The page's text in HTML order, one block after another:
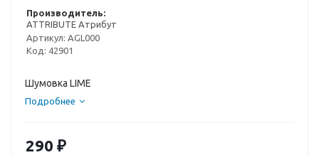
Производитель:
ATTRIBUTE Атрибут
Артикул: AGL000
Код: 42901
Шумовка LIME
Подробнее
290 ₽